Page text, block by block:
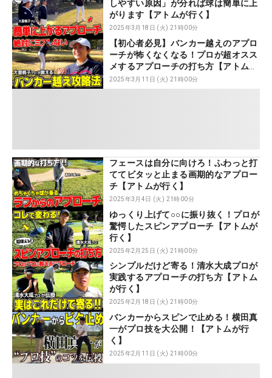
しやすい原因」が分れば球は簡単に上
がります【アトムが行く】
2025年3月18日 (火) 21時00分
【初心者必見】バンカー越えのアプロ
ーチが怖くなくなる！プロが超オスス
メするアプローチの打ち方【アトムが
行く】
2025年3月11日 (火) 21時00分
フェースは自分に向けろ！ふわっと打
ててビタッと止まる画期的なアプロー
チ【アトムが行く】
2025年3月4日 (火) 21時00分
ゆっくり上げて○○に振り抜く！プロが
驚愕したスピンアプローチ【アトムが
行く】
2025年2月25日 (火) 21時00分
シンプルだけど寄る！清水大成プロが
実践するアプローチの打ち方【アトム
が行く】
2025年2月18日 (火) 21時00分
バンカーからスピンで止める！横田真
一がプロ技を大公開！【アトムが行
く】
2025年2月11日 (火) 21時00分